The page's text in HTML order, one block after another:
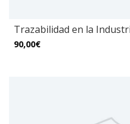
Trazabilidad en la
90,00€